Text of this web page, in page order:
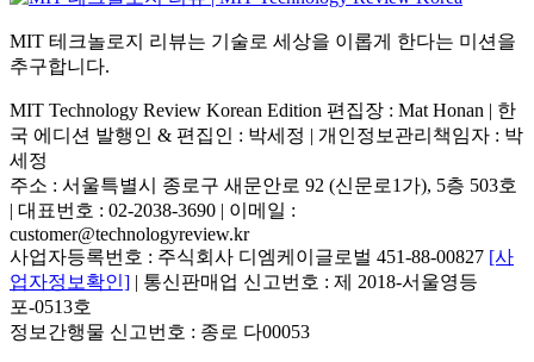
MIT 테크놀로지 리뷰는 기술로 세상을 이롭게 한다는 미션을
추구합니다.
MIT Technology Review Korean Edition 편집장 : Mat Honan | 한
국 에디션 발행인 & 편집인 : 박세정 | 개인정보관리책임자 : 박
세정
주소 : 서울특별시 종로구 새문안로 92 (신문로1가), 5층 503호
| 대표번호 : 02-2038-3690 | 이메일 :
customer@technologyreview.kr
사업자등록번호 : 주식회사 디엠케이글로벌 451-88-00827 [사
업자정보확인] | 통신판매업 신고번호 : 제 2018-서울영등
포-0513호
정보간행물 신고번호 : 종로 다00053